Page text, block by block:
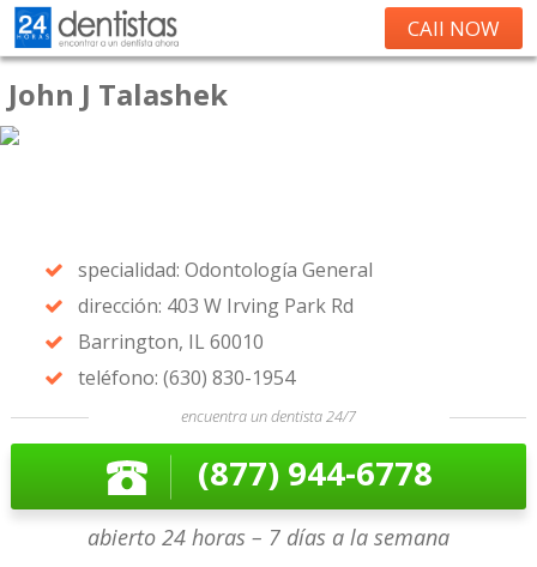
CAll NOW
John J Talashek
specialidad: Odontología General
dirección: 403 W Irving Park Rd
Barrington, IL 60010
teléfono: (630) 830-1954
encuentra un dentista 24/7
(877) 944-6778
abierto 24 horas – 7 días a la semana